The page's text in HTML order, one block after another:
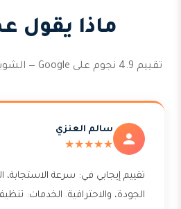
ماذا يقول
تقييم 4.9 نجوم على Google — الشويخ وجميع مناطق الكويت
سالم العنزي
★★★★★
تقييم إيجابي في: سرعة الاستجابة،
الجودة، والاحترافية. الخدمات: